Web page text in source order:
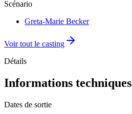
Scénario
Greta-Marie Becker
Voir tout le casting
Détails
Informations techniques
Dates de sortie